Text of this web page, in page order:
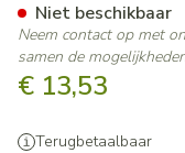
€ 13,53
Terugbetaalbaar
Niet beschikbaar
Neem contact op met
samen de